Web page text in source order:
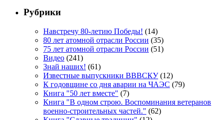
Рубрики
Навстречу 80-летию Победы! (14)
80 лет атомной отрасли России (35)
75 лет атомной отрасли России (51)
Видео (241)
Знай наших! (61)
Известные выпускники ВВВСКУ(12)
К годовщине со дня аварии на ЧАЭС (79)
Книга "50 лет вместе" (7)
Книга "В одном строю. Воспоминания ветеранов
военно-строительных частей." (62)